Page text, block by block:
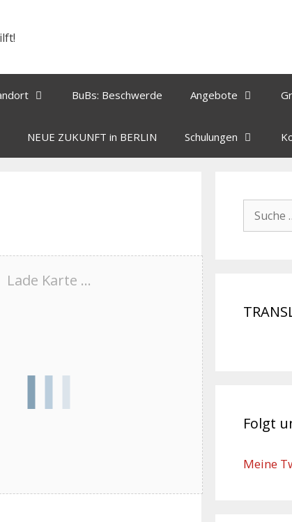
BuBs: Beschwerde Angebote
NEUE ZUKUNFT in BERLIN Schulungen
Lade Karte ...
Folgt
Meine